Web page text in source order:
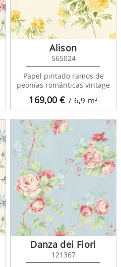
169,00€ / 6,9 m²
Alison
565024
Papel pintado ramos de
peonías románticas vintage
Danza dei Fiori
121367